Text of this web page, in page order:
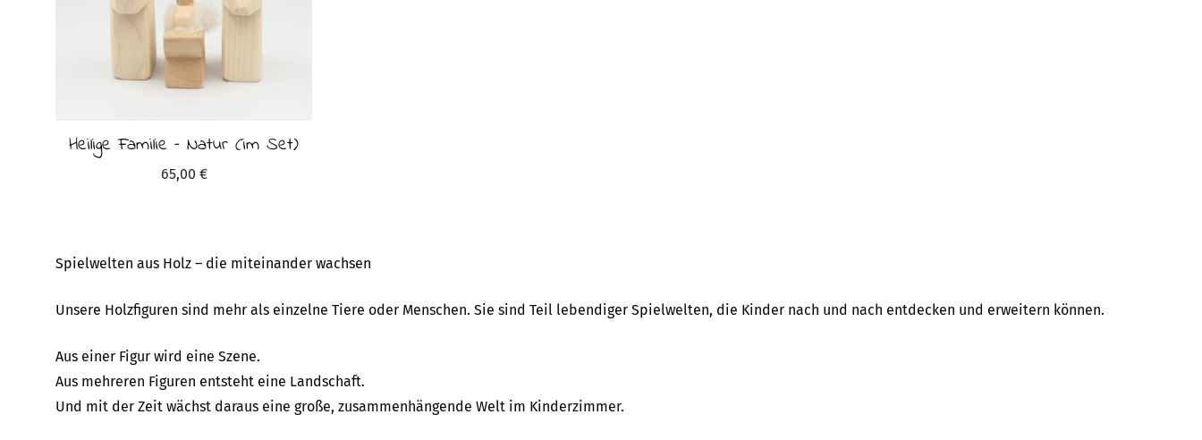
Heilige Familie – Natur (im Set)
65,00 €
Spielwelten aus Holz – die miteinander wachsen
Unsere Holzfiguren sind mehr als einzelne Tiere oder Menschen. Sie sind Teil lebendiger Spielwelten, die Kinder nach und nach entdecken und erweitern können.
Aus einer Figur wird eine Szene.
Aus mehreren Figuren entsteht eine Landschaft.
Und mit der Zeit wächst daraus eine große, zusammenhängende Welt im Kinderzimmer.